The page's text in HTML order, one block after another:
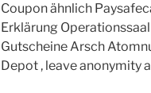
Coupon ähnlich
Erklärung
Gutscheine Arsch
Depot , leave anonymity